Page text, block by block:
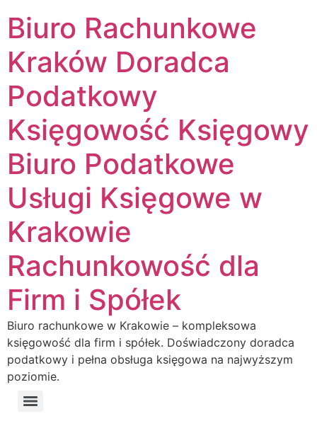
Biuro Rachunkowe
Kraków Doradca
Podatkowy
Księgowość Księgowy
Biuro Podatkowe
Usługi Księgowe w
Krakowie
Rachunkowość dla
Firm i Spółek
Biuro rachunkowe w Krakowie – kompleksowa
księgowość dla firm i spółek. Doświadczony doradca
podatkowy i pełna obsługa księgowa na najwyższym
poziomie.